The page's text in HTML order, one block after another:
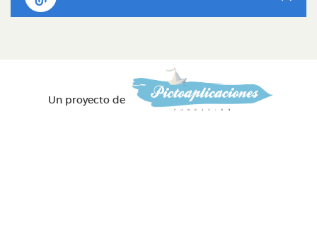
Un proyecto de